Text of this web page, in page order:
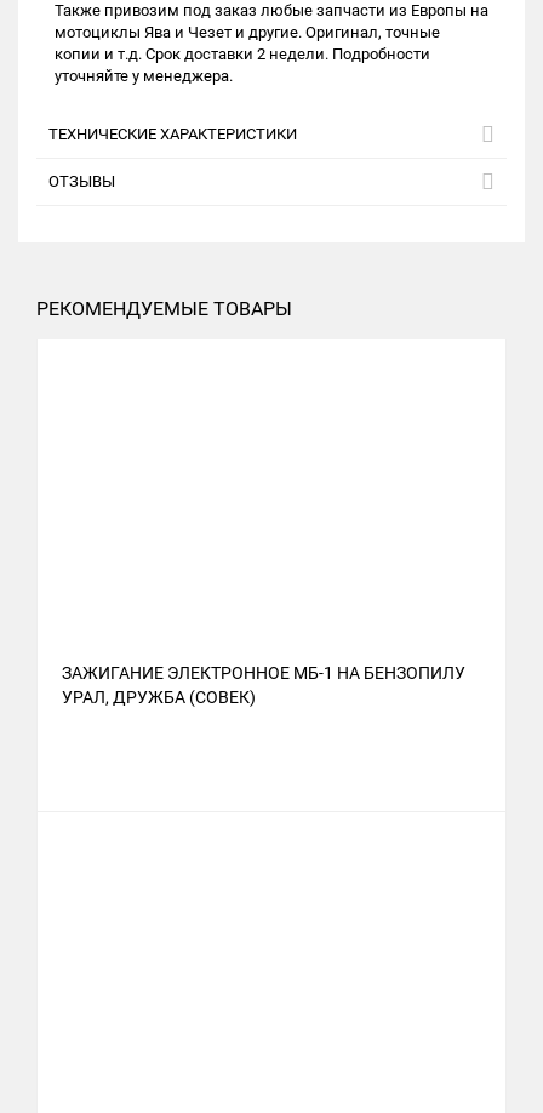
Также привозим под заказ любые запчасти из Европы на
мотоциклы Ява и Чезет и другие. Оригинал, точные
копии и т.д. Срок доставки 2 недели. Подробности
уточняйте у менеджера.
ТЕХНИЧЕСКИЕ ХАРАКТЕРИСТИКИ
ОТЗЫВЫ
РЕКОМЕНДУЕМЫЕ ТОВАРЫ
ЗАЖИГАНИЕ ЭЛЕКТРОННОЕ МБ-1 НА БЕНЗОПИЛУ
УРАЛ, ДРУЖБА (СОВЕК)